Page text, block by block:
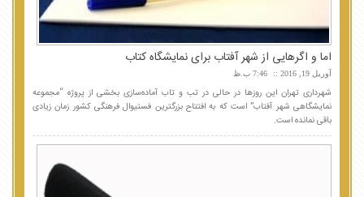
اما و اگرهایی از شهر آفتاب برای نمایشگاه کتاب
آوریل 19, 2016 7:46 ب.ظ
شهرداری تهران این روزها در حالی در تب و تاب آماده‌سازی بخشی از پروژه “مجموعه
نمایشگاهی شهر آفتاب” است که به افتتاح بزرگترین فستیوال فرهنگی کشور زمان زیادی
باقی نمانده است.